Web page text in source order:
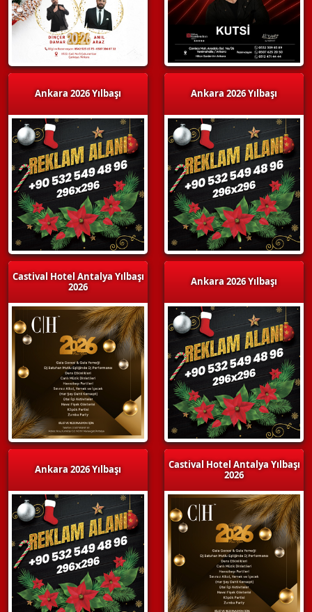
Ankara 2026 Yılbaşı
Castival Hotel Antalya Yılbaşı
2026
Ankara 2026 Yılbaşı
Ankara 2026 Yılbaşı
Ankara 2026 Yılbaşı
Castival Hotel Antalya Yılbaşı
2026